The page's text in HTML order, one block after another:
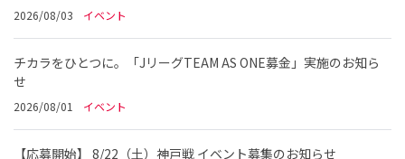
2026/08/03 イベント
チカラをひとつに。「JリーグTEAM AS ONE募金」実施のお知ら
せ
2026/08/01 イベント
【応募開始】 8/22（土）神戸戦 イベント募集のお知らせ